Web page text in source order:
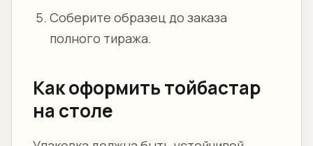
Соберите образец до заказа
полного тиража.
Как оформить тойбастар
на столе